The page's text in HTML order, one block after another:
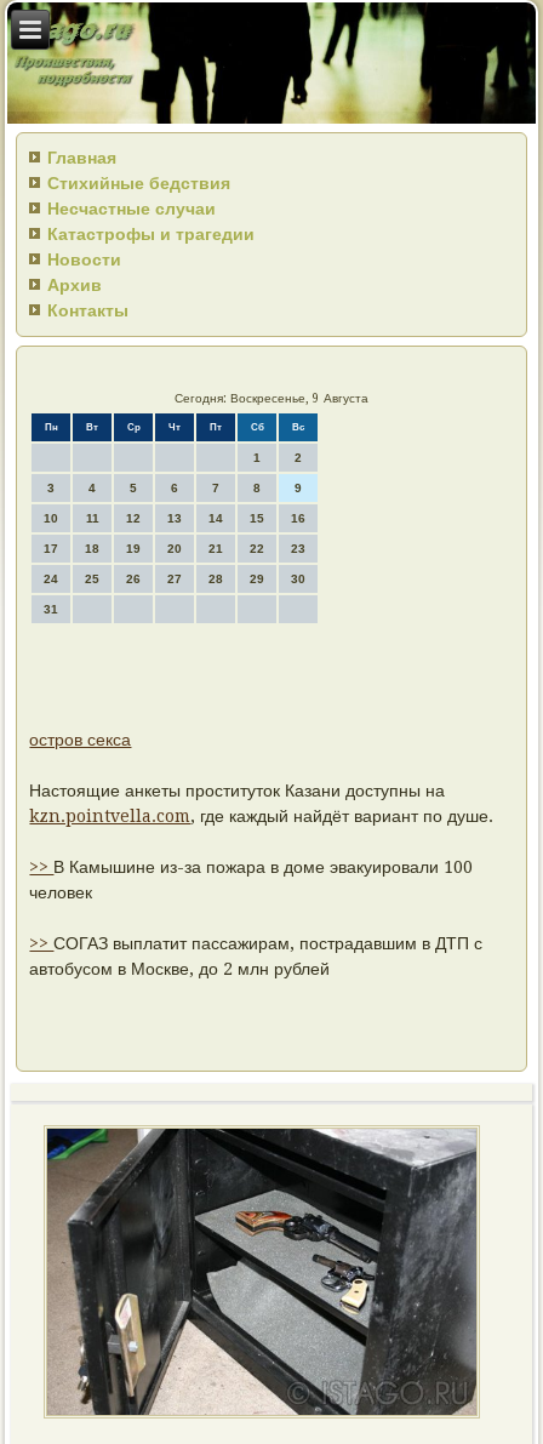
Главная
Стихийные бедствия
Несчастные случаи
Катастрофы и трагедии
Новости
Архив
Контакты
Сегодня: Воскресенье, 9 Августа
Пн Вт Ср Чт Пт Сб Вс
1 2
3 4 5 6 7 8 9
10 11 12 13 14 15 16
17 18 19 20 21 22 23
24 25 26 27 28 29 30
31
остров секса
Настоящие анкеты проституток Казани доступны на
kzn.pointvella.com, где каждый найдёт вариант по душе.
>> В Камышине из-за пожара в доме эвакуировали 100
человек
>>СОГАЗ выплатит пассажирам, пострадавшим в ДТП с
автобусом в Москве, до 2 млн рублей